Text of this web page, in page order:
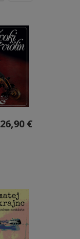
26,90 €